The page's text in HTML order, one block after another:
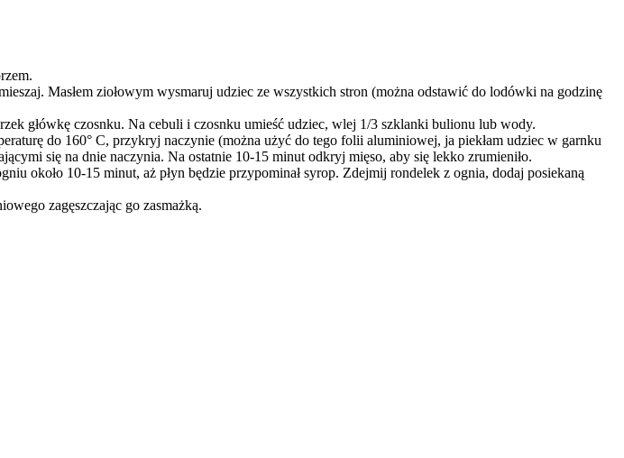
Masłem ziołowym wysmaruj udziec ze wszystkich stron (można odstawić do lodówki na godzinę
główkę czosnku. Na cebuli i czosnku umieść udziec, wlej 1/3 szklanki bulionu lub wody.
do 160° C, przykryj naczynie (można użyć do tego folii aluminiowej, ja piekłam udziec w garnku
się na dnie naczynia. Na ostatnie 10-15 minut odkryj mięso, aby się lekko zrumieniło.
około 10-15 minut, aż płyn będzie przypominał syrop. Zdejmij rondelek z ognia, dodaj posiekaną
zagęszczając go zasmażką.